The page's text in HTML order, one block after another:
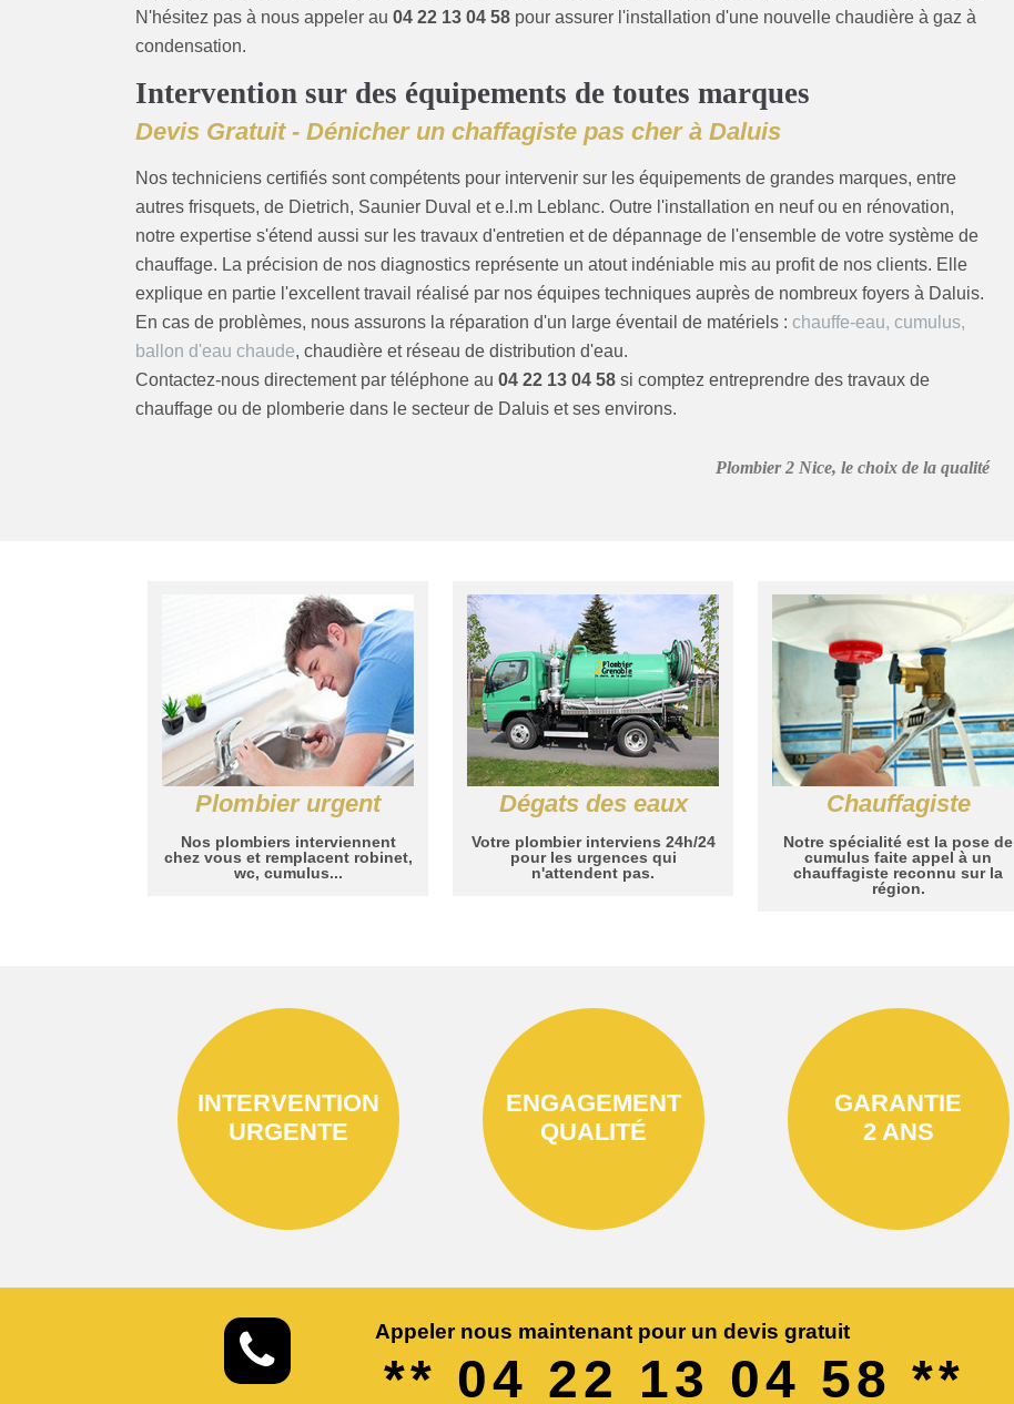
N'hésitez pas à nous appeler au 04 22 13 04 58 pour assurer l'installation d'une nouvelle chaudière à gaz à
condensation.
Intervention sur des équipements de toutes marques
Devis Gratuit - Dénicher un chaffagiste pas cher à Daluis
Nos techniciens certifiés sont compétents pour intervenir sur les équipements de grandes marques, entre
autres frisquets, de Dietrich, Saunier Duval et e.l.m Leblanc. Outre l'installation en neuf ou en rénovation,
notre expertise s'étend aussi sur les travaux d'entretien et de dépannage de l'ensemble de votre système de
chauffage. La précision de nos diagnostics représente un atout indéniable mis au profit de nos clients. Elle
explique en partie l'excellent travail réalisé par nos équipes techniques auprès de nombreux foyers à Daluis.
En cas de problèmes, nous assurons la réparation d'un large éventail de matériels : chauffe-eau, cumulus,
ballon d'eau chaude, chaudière et réseau de distribution d'eau.
Contactez-nous directement par téléphone au 04 22 13 04 58 si comptez entreprendre des travaux de
chauffage ou de plomberie dans le secteur de Daluis et ses environs.
Plombier 2 Nice, le choix de la qualité
Plombier urgent
Nos plombiers interviennent
chez vous et remplacent robinet,
wc, cumulus...
Dégats des eaux
Votre plombier interviens 24h/24
pour les urgences qui
n'attendent pas.
Chauffagiste
Notre spécialité est la pose de
cumulus faite appel à un
chauffagiste reconnu sur la
région.
INTERVENTION
URGENTE
ENGAGEMENT
QUALITÉ
GARANTIE
2 ANS
Appeler nous maintenant pour un devis gratuit
** 04 22 13 04 58 **